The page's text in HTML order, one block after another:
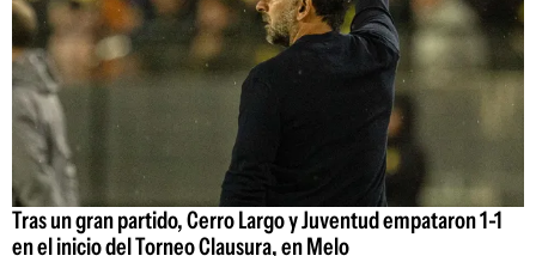
Tras un gran partido, Cerro Largo y Juventud empataron 1-1
en el inicio del Torneo Clausura, en Melo